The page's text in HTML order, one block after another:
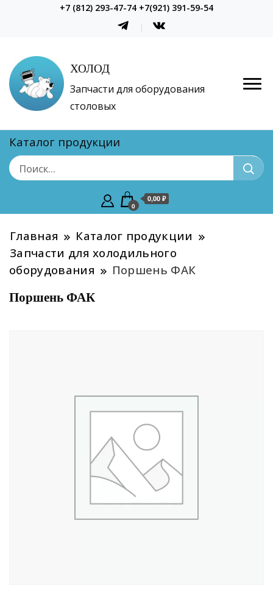
+7 (812) 293-47-74 +7(921) 391-59-54
ХОЛОД
Запчасти для оборудования
столовых
Каталог продукции
0
0,00 ₽
Главная
Каталог продукции
Запчасти для холодильного
оборудования
Поршень ФАК
Поршень ФАК